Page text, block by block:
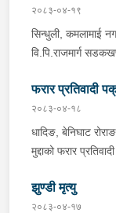
२०८३-०४-१९
सिन्धुली, कमलामाई
वि.पि.राजमार्ग
बर्दिवासको संयुक्त
सिन्धुली कमलामाई
चन्द्र बहादुर
यात्रुबाहक E.V.
ल्याएको तरकारीको
ल्याएको लागु औषध
फरार प्रतिवादी
२०८३-०४-१८
धादिङ, बेनिघाट
मुद्दाको फरार
झुण्डी मृत्यु
२०८३-०४-१७